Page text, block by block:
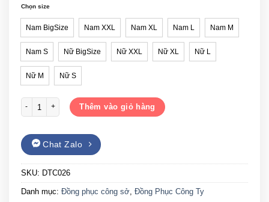
Chọn size
Nam BigSize Nam XXL Nam XL Nam L Nam M
Nam S Nữ BigSize Nữ XXL Nữ XL Nữ L
Nữ M Nữ S
Đồng phục công ty Gạo House DTC026 số lượng
Thêm vào giỏ hàng
Chat Zalo
SKU: DTC026
Danh mục: Đồng phục công sở, Đồng Phục Công Ty